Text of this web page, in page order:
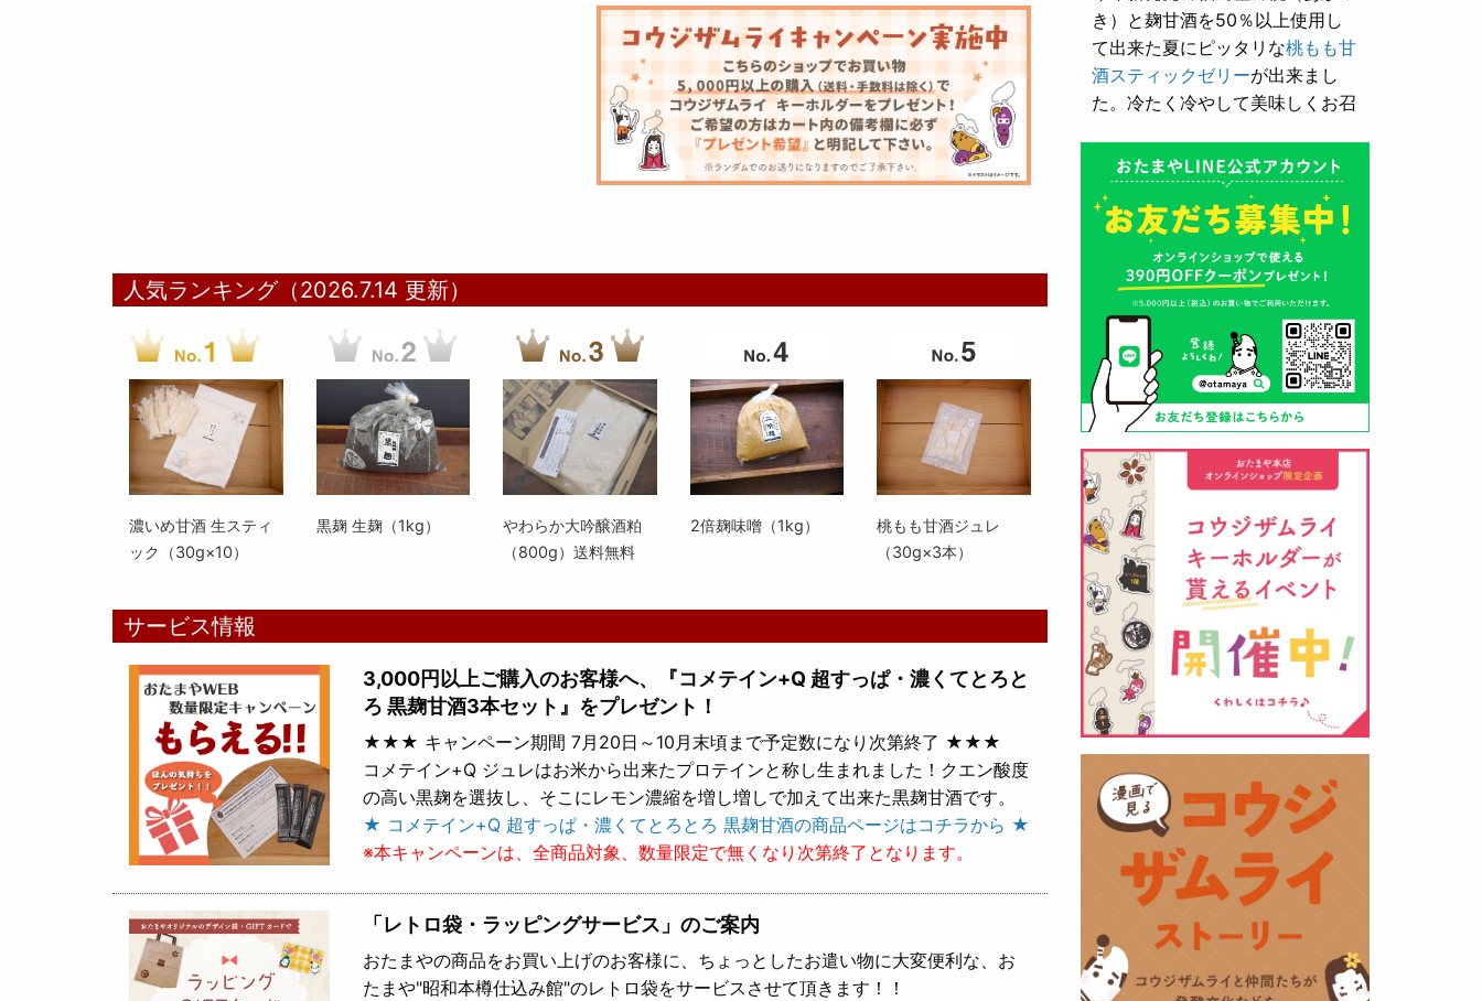
人気ランキング（2026.7.14 更新）
濃いめ甘酒 生スティ
ック（30g×10）
黒麹 生麹（1kg）
やわらか大吟醸酒粕
（800g）送料無料
2倍麹味噌（1kg）
桃もも甘酒ジュレ
（30g×3本）
サービス情報
3,000円以上ご購入のお客様へ、『コメテイン+Q 超すっぱ・濃くてとろと
ろ 黒麹甘酒3本セット』をプレゼント！
★★★ キャンペーン期間 7月20日～10月末頃まで予定数になり次第終了 ★★★
コメテイン+Q ジュレはお米から出来たプロテインと称し生まれました！クエン酸度
の高い黒麹を選抜し、そこにレモン濃縮を増し増しで加えて出来た黒麹甘酒です。
★ コメテイン+Q 超すっぱ・濃くてとろとろ 黒麹甘酒の商品ページはコチラから ★
※本キャンペーンは、全商品対象、数量限定で無くなり次第終了となります。
「レトロ袋・ラッピングサービス」のご案内
おたまやの商品をお買い上げのお客様に、ちょっとしたお遣い物に大変便利な、お
たまや"昭和本樽仕込み館"のレトロ袋をサービスさせて頂きます！！
き）と麹甘酒を50％以上使用し
て出来た夏にピッタリな桃もも甘
酒スティックゼリーが出来まし
た。冷たく冷やして美味しくお召
とろり漬け込み用酒粕が新発売！
（2026年05月10日）
山形酒蔵の今期新粕を低温でじっ
くりと熟成させて、とろり漬け込
まみをしっかりと引き出して出来
ました。野菜、お魚、お肉等の漬
け込みにどうぞ・・・
クロ黒麹甘酒 スティック新発売
（2026年03月08日）
黒麹の天然クエン酸で運動の為に
最大の機能を発揮出来るよう開発
しました。少しゆるく仕上がりま
したので初回ロット8,000本程度
を訳あり価格で提供します。品質
や栄養価には問題ありませんので
お早めにどうぞ・・・